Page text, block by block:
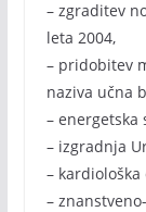
– zgraditev
leta 2004,
– pridobitev
naziva učna
– energetska
– izgradnja
– kardiološka
–